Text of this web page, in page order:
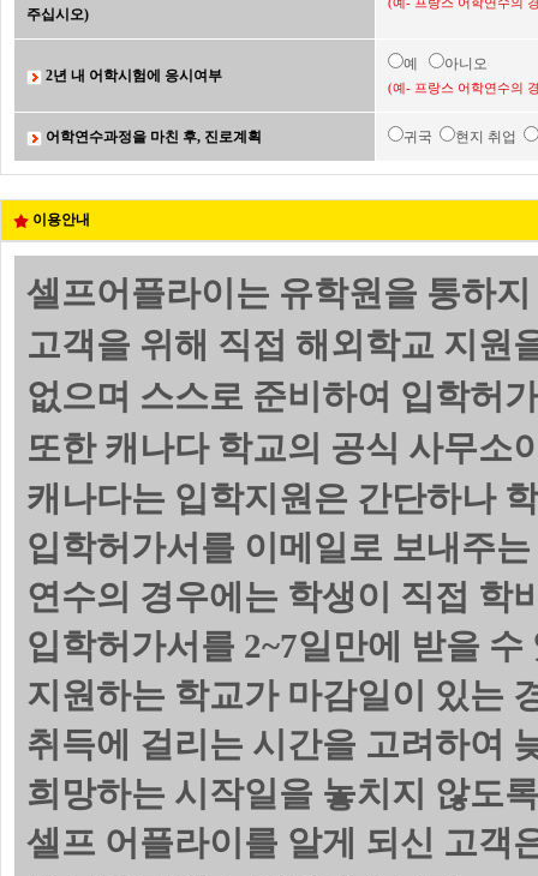
주십시오)
2년 내 어학시험에 응시여부
예 아니오
(예- 프랑스 어학연수의
어학연수과정을 마친 후, 진로계획 귀국 현지 취업
이용안내
셀프어플라이는 유학원을 통하
고객을 위해 직접 해외학교 지원
없으며 스스로 준비하여 입학허
또한 캐나다 학교의 공식 사무소
캐나다는 입학지원은 간단하나
입학허가서를 이메일로 보내주
연수의 경우에는 학생이 직접 학
입학허가서를 2~7일만에 받을 수
지원하는 학교가 마감일이 있는
취득에 걸리는 시간을 고려하여
희망하는 시작일을 놓치지 않도
셀프 어플라이를 알게 되신 고객